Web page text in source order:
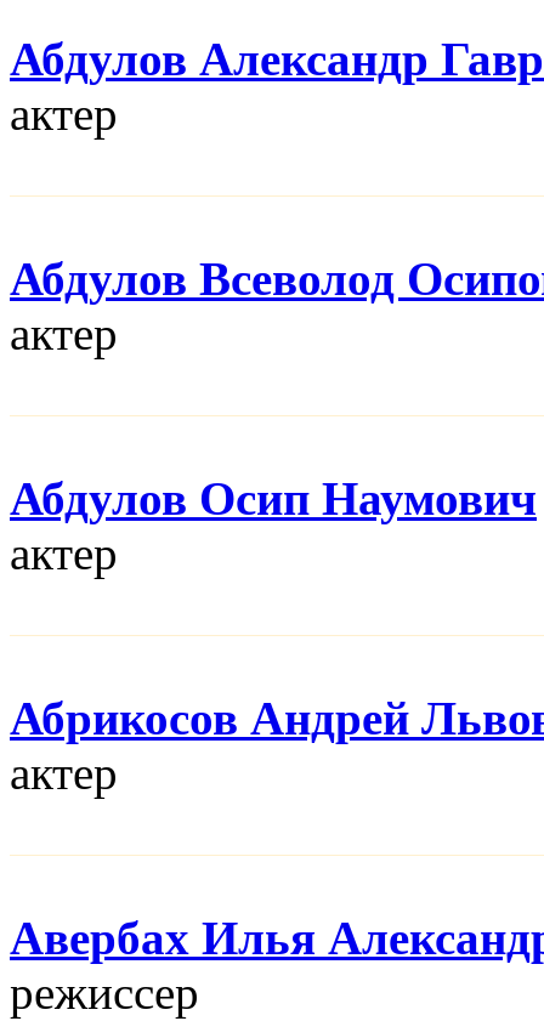
Абдулов Александр
актер
Абдулов Всеволод
актер
Абдулов Осип Наумович
актер
Абрикосов Андрей
актер
Авербах Илья
режисcер